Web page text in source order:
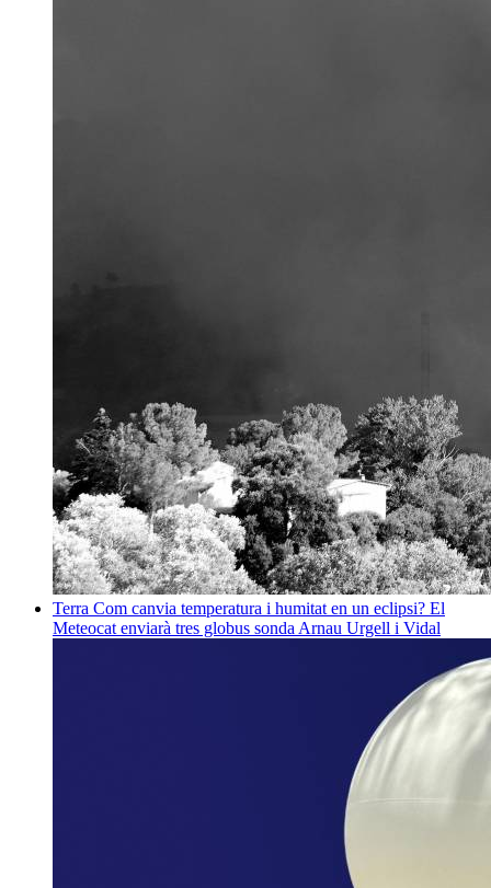
Terra Com canvia temperatura i humitat en un eclipsi? El
Meteocat enviarà tres globus sonda Arnau Urgell i Vidal